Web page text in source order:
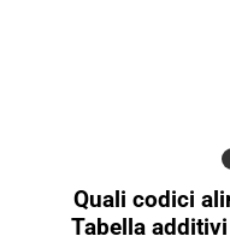
Quali codici
Tabella